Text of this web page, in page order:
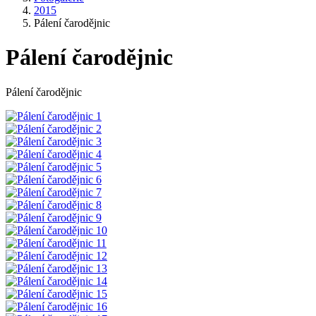
2015
Pálení čarodějnic
Pálení čarodějnic
Pálení čarodějnic